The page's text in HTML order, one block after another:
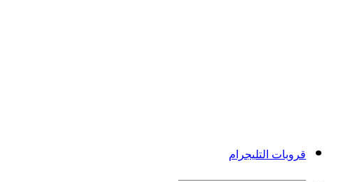
قروبات التليجرام